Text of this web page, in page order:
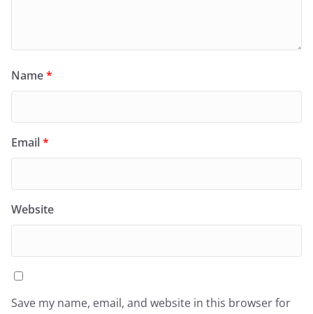
Name*
Email*
Website
Save my name, email, and website in this browser for